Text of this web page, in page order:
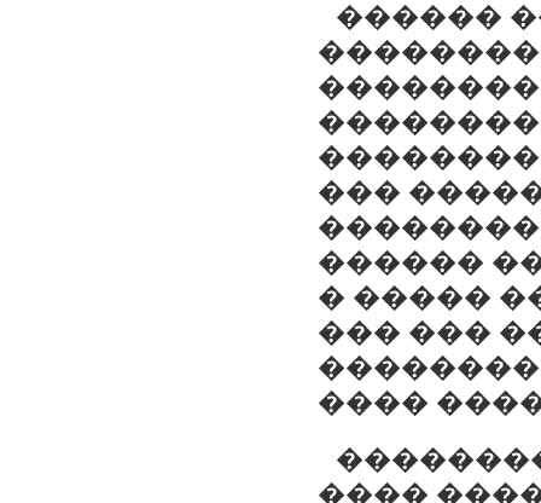
������
���
������
� �����
��� ���
����
����